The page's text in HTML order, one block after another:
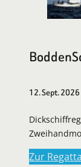
12. Sept. 2026
Zur